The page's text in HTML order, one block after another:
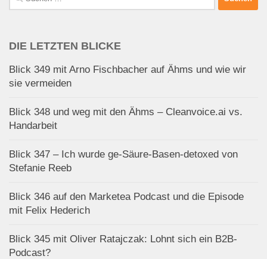
nach:
DIE LETZTEN BLICKE
Blick 349 mit Arno Fischbacher auf Ähms und wie wir
sie vermeiden
Blick 348 und weg mit den Ähms – Cleanvoice.ai vs.
Handarbeit
Blick 347 – Ich wurde ge-Säure-Basen-detoxed von
Stefanie Reeb
Blick 346 auf den Marketea Podcast und die Episode
mit Felix Hederich
Blick 345 mit Oliver Ratajczak: Lohnt sich ein B2B-
Podcast?